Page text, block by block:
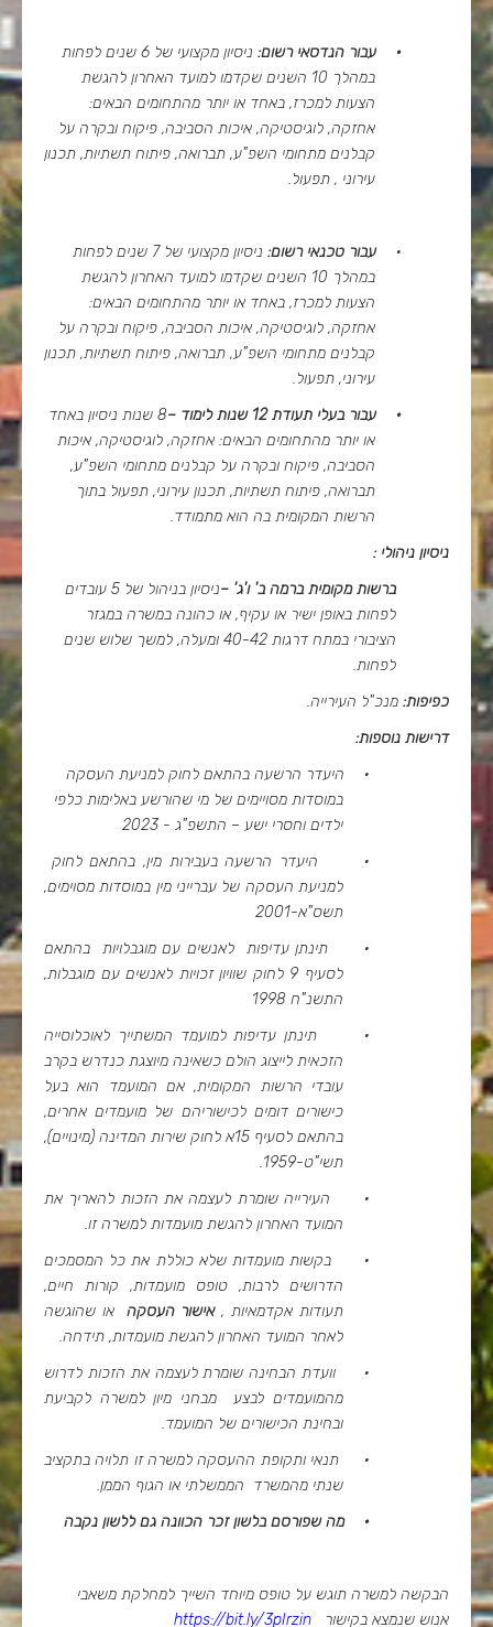
· עבור הנדסאי רשום:
ניסיון מקצועי של 6 שנים לפחות
במהלך 10 השנים שקדמו למועד האחרון להגשת
הצעות למכרז, באחד או יותר מהתחומים הבאים:
אחזקה, לוגיסטיקה, איכות הסביבה, פיקוח ובקרה על
קבלנים מתחומי השפ"ע, תברואה, פיתוח תשתיות, תכנון
עירוני , תפעול.
· עבור טכנאי רשום:
ניסיון מקצועי של 7 שנים לפחות
במהלך 10 השנים שקדמו למועד האחרון להגשת
הצעות למכרז, באחד או יותר מהתחומים הבאים:
אחזקה, לוגיסטיקה, איכות הסביבה, פיקוח ובקרה על
קבלנים מתחומי השפ"ע, תברואה, פיתוח תשתיות, תכנון
עירוני, תפעול.
·
עבור בעלי תעודת 12 שנות לימוד –
8 שנות ניסיון באחד
או יותר מהתחומים הבאים: אחזקה, לוגיסטיקה, איכות
הסביבה, פיקוח ובקרה על קבלנים מתחומי השפ"ע,
תברואה, פיתוח תשתיות, תכנון עירוני, תפעול בתוך
הרשות המקומית בה הוא מתמודד.
ניסיון ניהולי :
ברשות מקומית ברמה ב' ו'ג' –
ניסיון בניהול של 5 עובדים
לפחות באופן ישיר או עקיף, או כהונה במשרה במגזר
הציבורי במתח דרגות 40-42 ומעלה, למשך שלוש שנים
לפחות.
כפיפות: מנכ"ל העירייה.
דרישות נוספות:
·
היעדר הרשעה בהתאם לחוק למניעת העסקה
במוסדות מסויימים של מי שהורשע באלימות כלפי
ילדים וחסרי ישע – התשפ"ג - 2023
·
היעדר הרשעה בעבירות מין, בהתאם לחוק
למניעת העסקה של עברייני מין במוסדות מסוימים,
תשס"א-2001
·
תינתן עדיפות לאנשים עם מוגבלויות בהתאם
לסעיף 9 לחוק שוויון זכויות לאנשים עם מוגבלות,
התשנ"ח 1998
·
תינתן עדיפות למועמד המשתייך לאוכלוסייה
הזכאית לייצוג הולם כשאינה מיוצגת כנדרש בקרב
עובדי הרשות המקומית, אם המועמד הוא בעל
כישורים דומים לכישוריהם של מועמדים אחרים,
בהתאם לסעיף 15א לחוק שירות המדינה (מינויים),
תשי"ט-1959.
·
העירייה שומרת לעצמה את הזכות להאריך את
המועד האחרון להגשת מועמדות למשרה זו.
·
בקשות מועמדות שלא כוללת את כל המסמכים
הדרושים לרבות, טופס מועמדות, קורות חיים,
תעודות אקדמאיות ,אישור העסקה או שהוגשה
לאחר המועד האחרון להגשת מועמדות, תידחה.
·
וועדת הבחינה שומרת לעצמה את הזכות לדרוש
מהמועמדים לבצע מבחני מיון למשרה לקביעת
ובחינת הכישורים של המועמד.
·
תנאי ותקופת ההעסקה למשרה זו תלויה בתקציב
שנתי מהמשרד הממשלתי או הגוף הממן.
·
מה שפורסם בלשון זכר הכוונה גם ללשון נקבה
הבקשה למשרה תוגש על טופס מיוחד השייך למחלקת משאבי
אנוש שנמצא בקישור
https://bit.ly/3pIrzin